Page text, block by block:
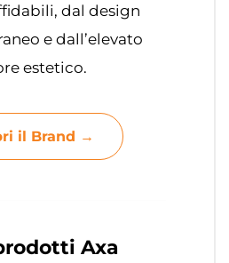
dal design
e dall’elevato
estetico.
il Brand →
Axa